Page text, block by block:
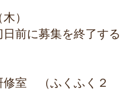
木）
前に募集を終了する
室 （ふくふく２